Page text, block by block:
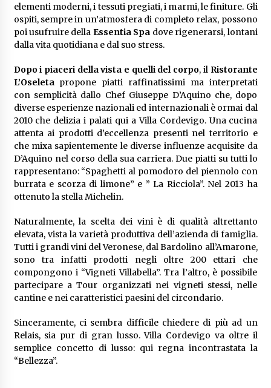
elementi moderni, i tessuti pregiati, i marmi, le finiture. Gli
ospiti, sempre in un’atmosfera di completo relax, possono
poi usufruire della Essentia Spa dove rigenerarsi, lontani
dalla vita quotidiana e dal suo stress.
Dopo i piaceri della vista e quelli del corpo, il Ristorante
L’Oseletapropone piatti raffinatissimi ma interpretati
con semplicità dallo Chef Giuseppe D’Aquino che, dopo
diverse esperienze nazionali ed internazionali è ormai dal
2010 che delizia i palati qui a Villa Cordevigo. Una cucina
attenta ai prodotti d’eccellenza presenti nel territorio e
che mixa sapientemente le diverse influenze acquisite da
D’Aquino nel corso della sua carriera. Due piatti su tutti lo
rappresentano: “Spaghetti al pomodoro del piennolo con
burrata e scorza di limone” e ” La Ricciola”. Nel 2013 ha
ottenuto la stella Michelin.
Naturalmente, la scelta dei vini è di qualità altrettanto
elevata, vista la varietà produttiva dell’azienda di famiglia.
Tutti i grandi vini del Veronese, dal Bardolino all’Amarone,
sono tra infatti prodotti negli oltre 200 ettari che
compongono i “Vigneti Villabella”. Tra l’altro, è possibile
partecipare a Tour organizzati nei vigneti stessi, nelle
cantine e nei caratteristici paesini del circondario.
Sinceramente, ci sembra difficile chiedere di più ad un
Relais, sia pur di gran lusso. Villa Cordevigo va oltre il
semplice concetto di lusso: qui regna incontrastata la
“Bellezza”.